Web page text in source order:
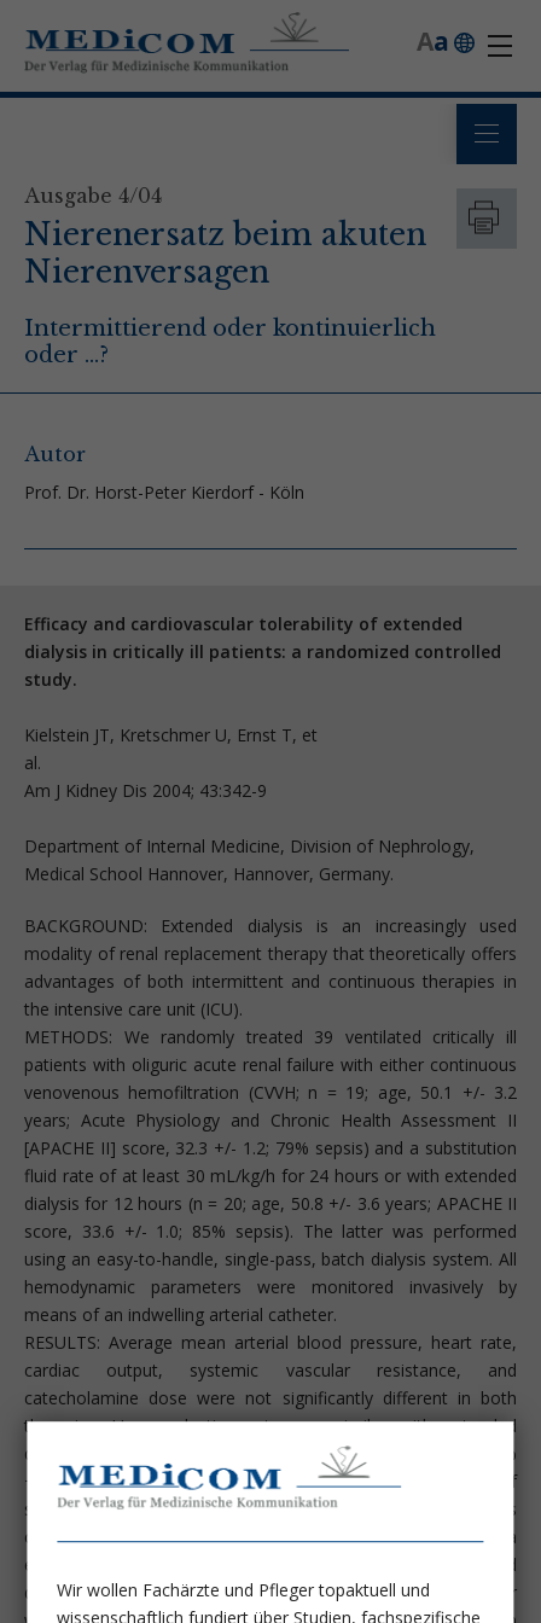
a
A
Ausgabe 4/04
Nierenersatz beim akuten
Nierenversagen
Intermittierend oder kontinuierlich
oder ...?
Autor
Prof. Dr. Horst-Peter Kierdorf - Köln
Efficacy and cardiovascular tolerability of extended
dialysis in critically ill patients: a randomized controlled
study.
Kielstein JT, Kretschmer U, Ernst T, et
Am J Kidney Dis 2004; 43:342-9
Department of Internal Medicine, Division of Nephrology,
Medical School Hannover, Hannover, Germany.
BACKGROUND: Extended dialysis is an increasingly used
modality of renal replacement therapy that theoretically offers
advantages of both intermittent and continuous therapies in
the intensive care unit (ICU).
METHODS: We randomly treated 39 ventilated critically ill
patients with oliguric acute renal failure with either continuous
venovenous hemofiltration (CVVH; n = 19; age, 50.1 +/- 3.2
years; Acute Physiology and Chronic Health Assessment II
[APACHE II] score, 32.3 +/- 1.2; 79% sepsis) and a substitution
fluid rate of at least 30 mL/kg/h for 24 hours or with extended
dialysis for 12 hours (n = 20; age, 50.8 +/- 3.6 years; APACHE II
score, 33.6 +/- 1.0; 85% sepsis). The latter was performed
using an easy-to-handle, single-pass, batch dialysis system. All
hemodynamic parameters were monitored invasively by
means of an indwelling arterial catheter.
RESULTS: Average mean arterial blood pressure, heart rate,
cardiac output, systemic vascular resistance, and
catecholamine dose were not significantly different in both
therapies. Urea reduction rate was similar with extended
dialysis compared with CVVH therapy (53% +/- 2% versus 52%
+/- 3%; P = not significant) despite an average rate of
substitution fluid with the latter of 3.2 +/- 0.1 L/h. This was
corroborated by the finding of similar amounts of urea
eliminated in the collected spent total hemofiltration and
dialysis fluid. Correction of acidosis was accomplished faster
Wir wollen Fachärzte und Pfleger topaktuell und
wissenschaftlich fundiert über Studien, fachspezifische